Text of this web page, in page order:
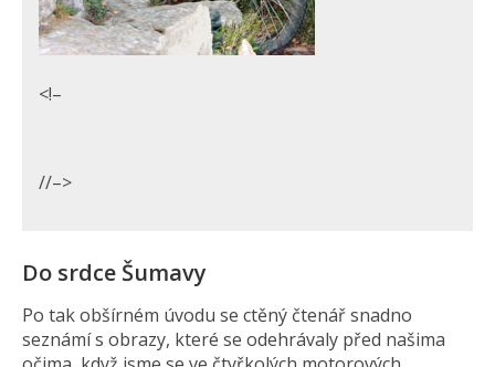
<!–
//–>
Do srdce Šumavy
Po tak obšírném úvodu se ctěný čtenář snadno
seznámí s obrazy, které se odehrávaly před našima